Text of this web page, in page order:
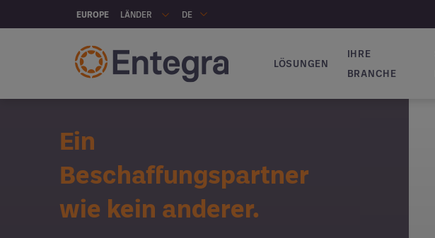
Skip to main content
EUROPE LÄNDER DE
Hauptnavigation
LÖSUNGEN
IHRE
BRANCHE
Ein
Beschaffungspartner
wie kein anderer.